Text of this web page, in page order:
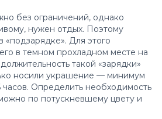
без ограничений, однако
нужен отдых. Поэтому
«подзарядке». Для этого
в темном прохладном месте на
такой «зарядки»
носили украшение — минимум
часов. Определить необходимость
по потускневшему цвету и